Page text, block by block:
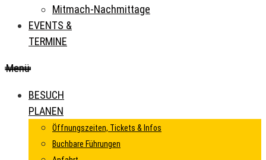
Mitmach-Nachmittage
EVENTS &
TERMINE
Menü
BESUCH
PLANEN
Öffnungszeiten, Tickets & Infos
Buchbare Führungen